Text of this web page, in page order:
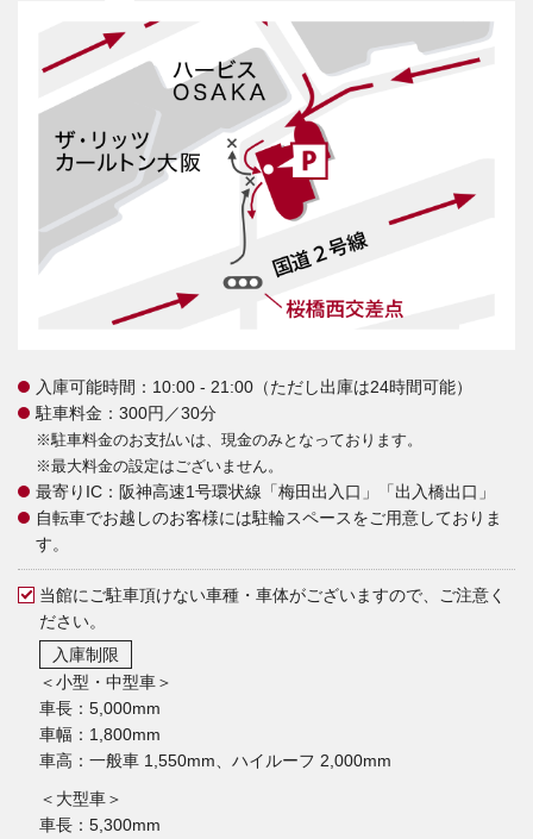
入庫可能時間：10:00 - 21:00（ただし出庫は24時間可能）
駐車料金：300円／30分
※駐車料金のお支払いは、現金のみとなっております。
※最大料金の設定はございません。
最寄りIC：阪神高速1号環状線「梅田出入口」「出入橋出口」
自転車でお越しのお客様には駐輪スペースをご用意しておりま
す。
当館にご駐車頂けない車種・車体がございますので、ご注意く
ださい。
入庫制限
＜小型・中型車＞
車長：5,000mm
車幅：1,800mm
車高：一般車 1,550mm、ハイルーフ 2,000mm
＜大型車＞
車長：5,300mm